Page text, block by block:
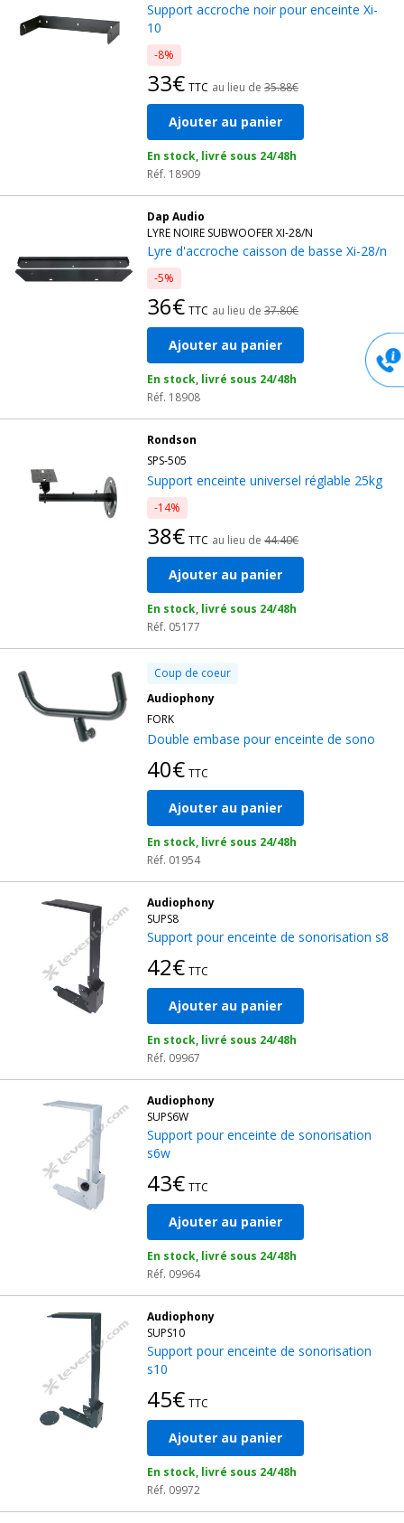
Support accroche noir pour enceinte Xi-
10
-8%
33€ TTC au lieu de 35.88€
Ajouter au panier
En stock, livré sous 24/48h
Réf. 18909
Dap Audio
LYRE NOIRE SUBWOOFER XI-28/N
Lyre d'accroche caisson de basse Xi-28/n
-5%
36€ TTC au lieu de 37.80€
Ajouter au panier
En stock, livré sous 24/48h
Réf. 18908
Rondson
SPS-505
Support enceinte universel réglable 25kg
-14%
38€ TTC au lieu de 44.40€
Ajouter au panier
En stock, livré sous 24/48h
Réf. 05177
Coup de coeur
Audiophony
FORK
Double embase pour enceinte de sono
40€ TTC
Ajouter au panier
En stock, livré sous 24/48h
Réf. 01954
Audiophony
SUPS8
Support pour enceinte de sonorisation s8
42€ TTC
Ajouter au panier
En stock, livré sous 24/48h
Réf. 09967
Audiophony
SUPS6W
Support pour enceinte de sonorisation
s6w
43€ TTC
Ajouter au panier
En stock, livré sous 24/48h
Réf. 09964
Audiophony
SUPS10
Support pour enceinte de sonorisation
s10
45€ TTC
Ajouter au panier
En stock, livré sous 24/48h
Réf. 09972